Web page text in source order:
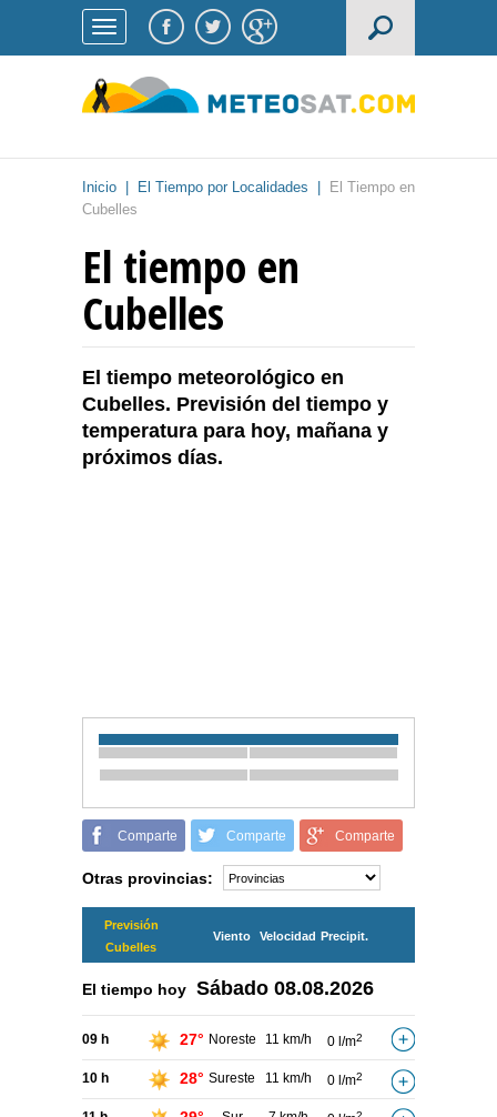
Inicio El Tiempo por Localidades
El Tiempo en
Cubelles
El tiempo en
Cubelles
El tiempo meteorológico en
Cubelles. Previsión del tiempo y
temperatura para hoy, mañana y
próximos días.
Comparte Comparte Comparte
Otras provincias:
Previsión
Cubelles
Viento Velocidad Precipit.
El tiempo hoy Sábado 08.08.2026
09 h 27° Noreste 11 km/h 0 l/m2
10 h 28° Sureste 11 km/h 0 l/m2